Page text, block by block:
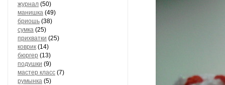
журнал (50)
манишка (49)
бриошь (38)
сумка (25)
прихватки (25)
коврик (14)
бюргер (13)
подушки (9)
мастер класс (7)
румынка (5)